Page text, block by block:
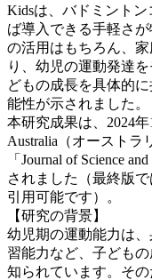
Kidsは、バドミント
ば導入できる手軽さ
の活用はもちろん、
り、幼児の運動発達
どもの成長を具体的
能性が示されました。
本研究成果は、2024年
Australia（オーストラ
「Journal of Science
されました（最終版
引用可能です）。
【研究の背景】
幼児期の運動能力は
習能力など、子ども
知られています。そ